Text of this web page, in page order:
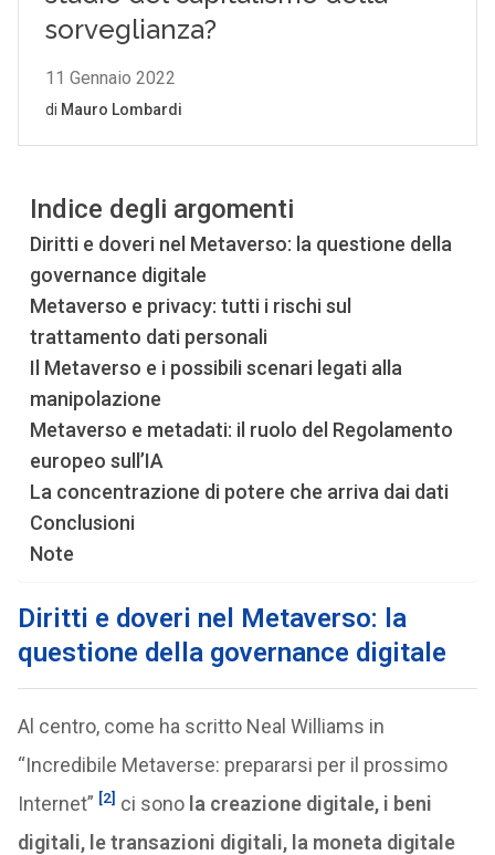
Indice degli argomenti
Diritti e doveri nel Metaverso: la questione della
governance digitale
Metaverso e privacy: tutti i rischi sul
trattamento dati personali
Il Metaverso e i possibili scenari legati alla
manipolazione
Metaverso e metadati: il ruolo del Regolamento
europeo sull’IA
La concentrazione di potere che arriva dai dati
Conclusioni
Note
Diritti e doveri nel Metaverso: la
questione della governance digitale
Al centro, come ha scritto Neal Williams in
“Incredibile Metaverse: prepararsi per il prossimo
Internet” [2] ci sono la creazione digitale, i beni
digitali, le transazioni digitali, la moneta digitale